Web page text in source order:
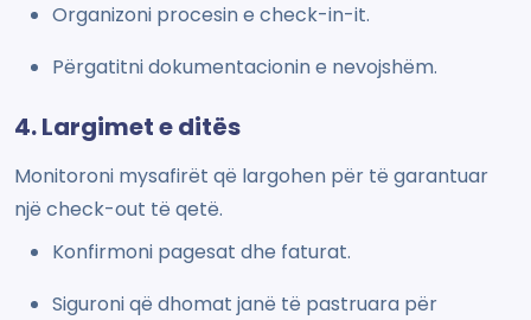
Organizoni procesin e check-in-it.
Përgatitni dokumentacionin e nevojshëm.
4. Largimet e ditës
Monitoroni mysafirët që largohen për të garantuar
një check-out të qetë.
Konfirmoni pagesat dhe faturat.
Siguroni që dhomat janë të pastruara për